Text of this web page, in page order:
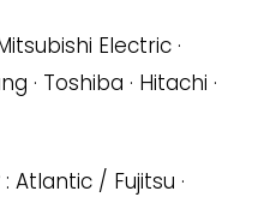
Electric ·
· Toshiba · Hitachi ·
: Atlantic / Fujitsu ·